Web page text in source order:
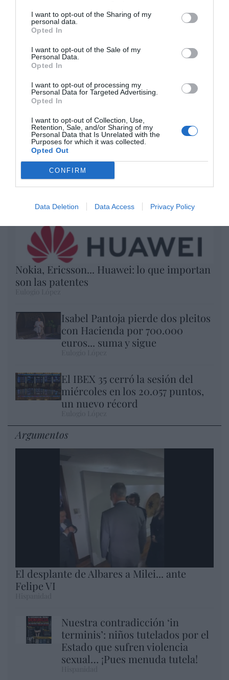
I want to opt-out of the Sharing of my
personal data.
Opted In
I want to opt-out of the Sale of my
Personal Data.
Opted In
I want to opt-out of processing my
Personal Data for Targeted Advertising.
Opted In
I want to opt-out of Collection, Use,
Retention, Sale, and/or Sharing of my
Personal Data that Is Unrelated with the
Purposes for which it was collected.
Opted Out
CONFIRM
Data Deletion Data Access Privacy Policy
Diario de la corrupción sanchista. Hazte
Oír se manifiesta delante de La Mareta:
“Pedro Sánchez es un criminal”
por Redacción
Artículos anteriores
Opinión
Enormes minucias
por Eulogio López
Nokia, Ericsson... Huawei: lo que importan
son las patentes
Isabel Pantoja pierde dos pleitos
con Hacienda por 700.000
euros... suma y sigue
El IBEX 35 cerró la sesión del
miércoles en los 20.057 puntos,
un nuevo récord
Argumentos
El desplante de Albares a Milei... ante
Felipe VI
Nuestra contradicción ‘in
terminis’: niños tutelados por el
Estado que sufren violencia
sexual… ¡Pues menuda tutela!